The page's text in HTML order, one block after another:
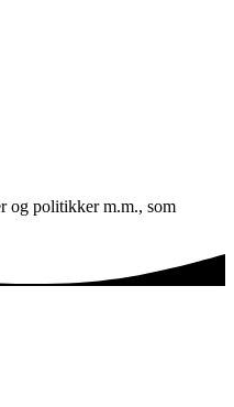
og politikker m.m., som